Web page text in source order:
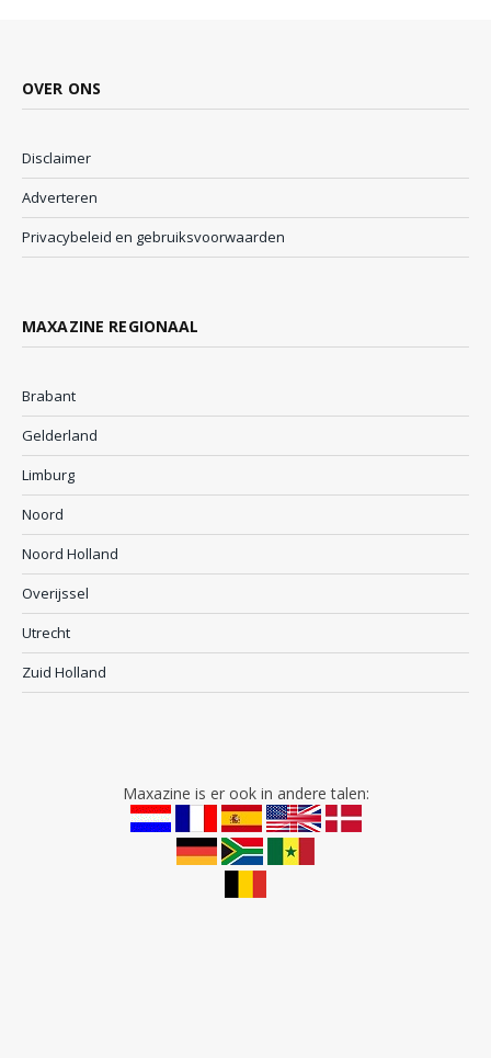
OVER ONS
Disclaimer
Adverteren
Privacybeleid en gebruiksvoorwaarden
MAXAZINE REGIONAAL
Brabant
Gelderland
Limburg
Noord
Noord Holland
Overijssel
Utrecht
Zuid Holland
Maxazine is er ook in andere talen: